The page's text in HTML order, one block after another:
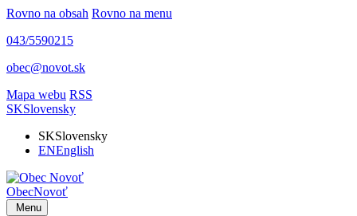
Rovno na obsah Rovno na menu
043/5590215
obec@novot.sk
Mapa webu RSS
SKSlovensky
SKSlovensky
ENEnglish
ObecNovoť
Menu